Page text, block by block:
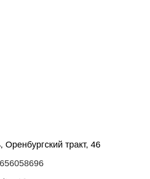
Оренбургский тракт, 46